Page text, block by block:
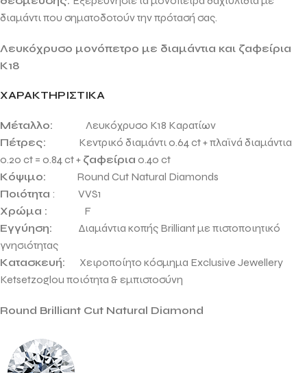
διαμάντι που σηματοδοτούν την πρότασή σας.
Λευκόχρυσο μονόπετρο με διαμάντια και ζαφείρια
Κ18
ΧΑΡΑΚΤΗΡΙΣΤΙΚΑ
Μέταλλο: Λευκόχρυσο Κ18 Καρατίων
Πέτρες: Κεντρικό διαμάντι 0.64 ct + πλαϊνά διαμάντια
0.20 ct = 0.84 ct + ζαφείρια 0.40 ct
Κόψιμο: Round Cut Natural Diamonds
Ποιότητα : VVS1
Χρώμα : F
Εγγύηση: Διαμάντια κοπής Brilliant με πιστοποιητικό
γνησιότητας
Κατασκευή: Χειροποίητο κόσμημα Exclusive Jewellery
Ketsetzoglou ποιότητα & εμπιστοσύνη
Round Brilliant Cut Natural Diamond